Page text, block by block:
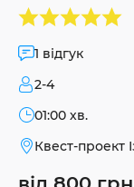
1 відгук
2-4
01:00 хв.
Квест-проект